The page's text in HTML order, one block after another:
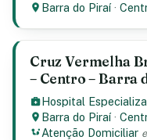
Barra do Piraí ·
Cruz Vermelha
– Centro – Barra
Hospital
Barra do Piraí ·
Atenção Domiciliar